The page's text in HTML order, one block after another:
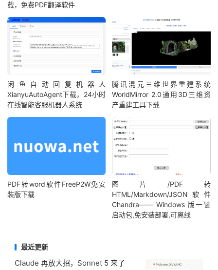
载，免费PDF翻译软件
闲鱼自动回复机器人
XianyuAutoAgent下载，24小时
在线智能客服机器人系统
腾讯混元三维世界重建系统
WorldMirror 2.0通用3D三维资
产重建工具下载
PDF转word软件FreeP2W免安
装版下载
图片/PDF转
HTML/Markdown/JSON软件
Chandra—— Windows 版一键
启动包,免安装部署,可离线
最近更新
Claude 再放大招，Sonnet 5 来了